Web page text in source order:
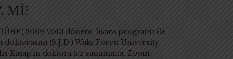
Mİ?
2009-2013 dönemi lisans programı ile
(S.J.D.) Wake Forest University
Kasap’ın doktora tez sunumuna, Zoom